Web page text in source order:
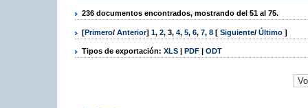
236 documentos encontrados, mostrando del 51 al 75.
[Primero/ Anterior] 1, 2, 3, 4, 5, 6, 7, 8 [ Siguiente/ Último ]
Tipos de exportación: XLS | PDF | ODT